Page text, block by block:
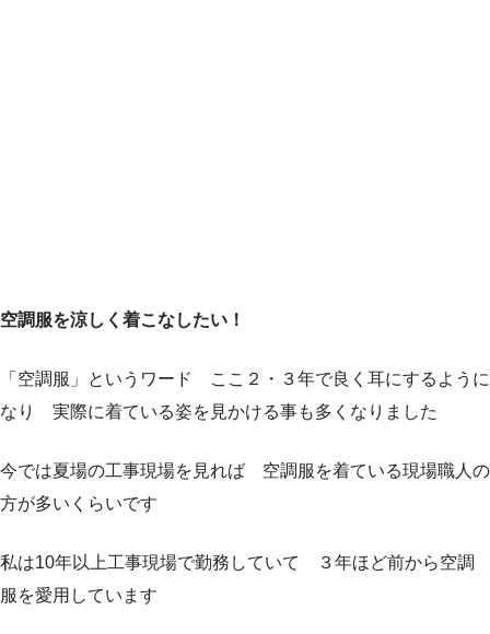
空調服を涼しく着こなしたい！
「空調服」というワード ここ２・３年で良く耳にするように
なり 実際に着ている姿を見かける事も多くなりました
今では夏場の工事現場を見れば 空調服を着ている現場職人の
方が多いくらいです
私は10年以上工事現場で勤務していて ３年ほど前から空調
服を愛用しています